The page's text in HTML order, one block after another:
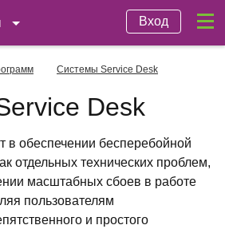
Вход
Системы Service Desk
Desk
в обеспечении бесперебойной
отдельных технических проблем,
масштабных сбоев в работе
пользователям
и простого